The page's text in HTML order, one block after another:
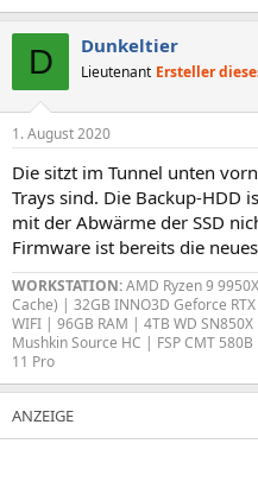
D Dunkeltier
Lieutenant Ersteller
1. August 2020
Die sitzt im Tunnel unten
Trays sind. Die Backup-HDD
mit der Abwärme der SSD
Firmware ist bereits die
WORKSTATION:AMD Ryzen 9
Cache) | 32GB INNO3D Geforce
WIFI | 96GB RAM | 4TB WD
Mushkin Source HC | FSP CMT
11 Pro